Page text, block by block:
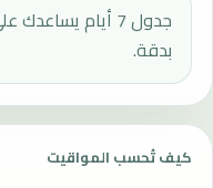
جدول 7 أيام
بدقة.
كيف تُحسب المواقيت